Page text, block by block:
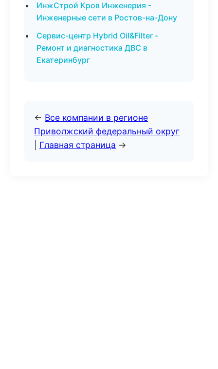
ИнжСтрой Кров Инженерия -
Инженерные сети в Ростов-на-Дону
Сервис-центр Hybrid Oil&Filter -
Ремонт и диагностика ДВС в
Екатеринбург
← Все компании в регионе
Приволжский федеральный округ
Главная страница →